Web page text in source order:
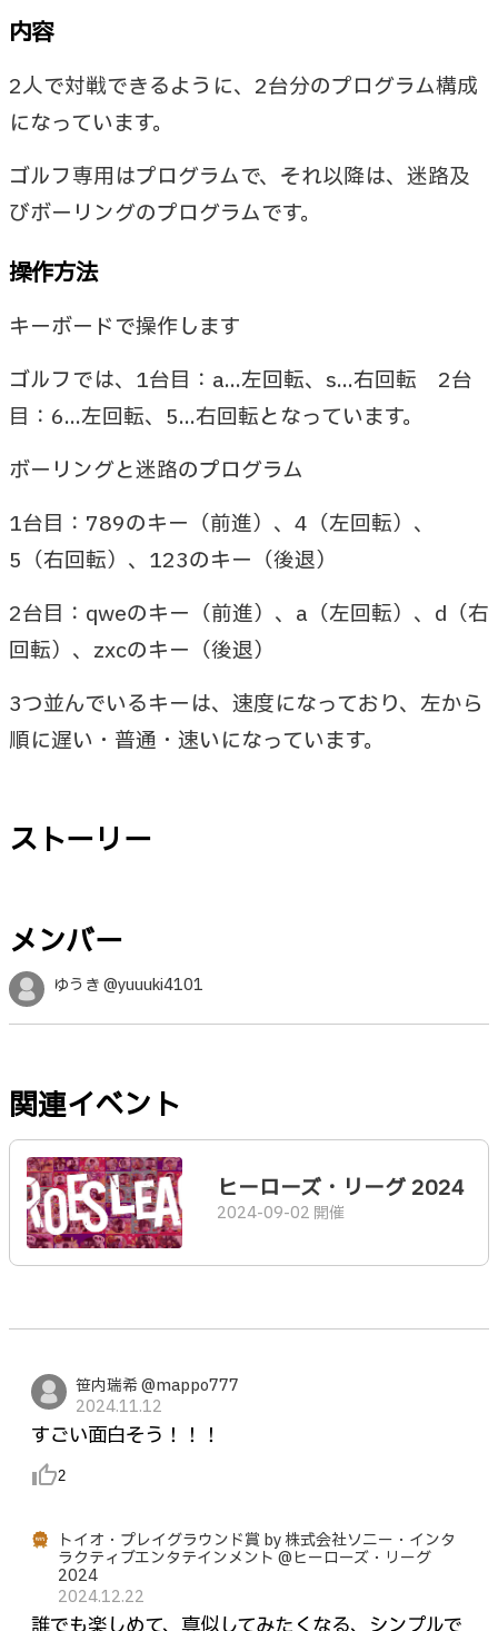
内容
2人で対戦できるように、2台分のプログラム構成
になっています。
ゴルフ専用はプログラムで、それ以降は、迷路及
びボーリングのプログラムです。
操作方法
キーボードで操作します
ゴルフでは、1台目：a...左回転、s...右回転 2台
目：6...左回転、5...右回転となっています。
ボーリングと迷路のプログラム
1台目：789のキー（前進）、4（左回転）、
5（右回転）、123のキー（後退）
2台目：qweのキー（前進）、a（左回転）、d（右
回転）、zxcのキー（後退）
3つ並んでいるキーは、速度になっており、左から
順に遅い・普通・速いになっています。
ストーリー
メンバー
ゆうき @yuuuki4101
関連イベント
ヒーローズ・リーグ 2024
2024-09-02 開催
笹内瑞希 @mappo777
2024.11.12
すごい面白そう！！！
thumb_up_alt2
トイオ・プレイグラウンド賞 by 株式会社ソニー・インタ
ラクティブエンタテインメント @ヒーローズ・リーグ
2024
2024.12.22